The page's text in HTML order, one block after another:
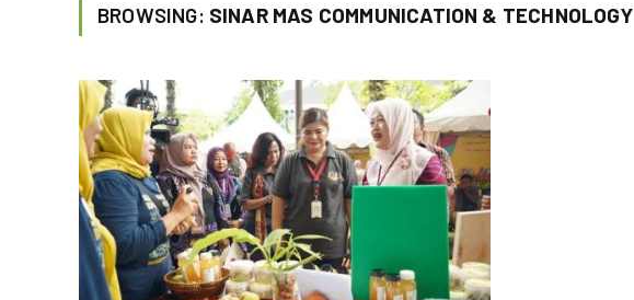
BROWSING: SINAR MAS COMMUNICATION & TECHNOLOGY